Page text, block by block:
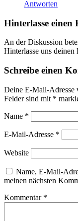
Antworten
Hinterlasse einen
An der Diskussion
Hinterlasse uns deinen
Schreibe einen
Deine E-Mail-
Felder sind mit *
Name *
E-Mail-Adresse *
Website
Name, E-Mail-
meinen nächsten
Kommentar *